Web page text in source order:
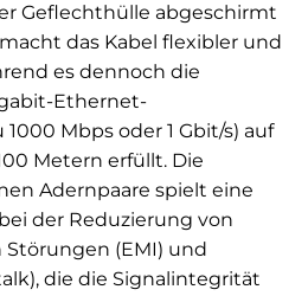
Geflechthülle abgeschirmt
das Kabel flexibler und
es dennoch die
Ethernet-
Mbps oder 1 Gbit/s) auf
Metern erfüllt. Die
Adernpaare spielt eine
der Reduzierung von
(EMI) und
die die Signalintegrität